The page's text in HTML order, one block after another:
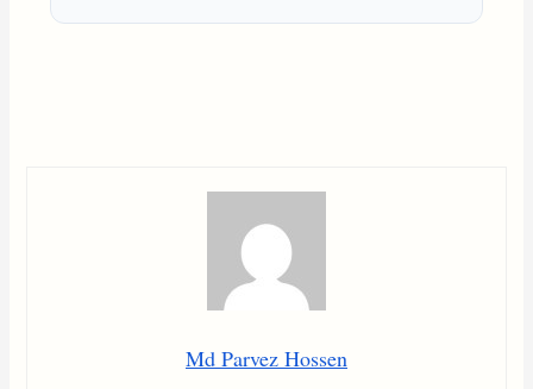
Md Parvez Hossen